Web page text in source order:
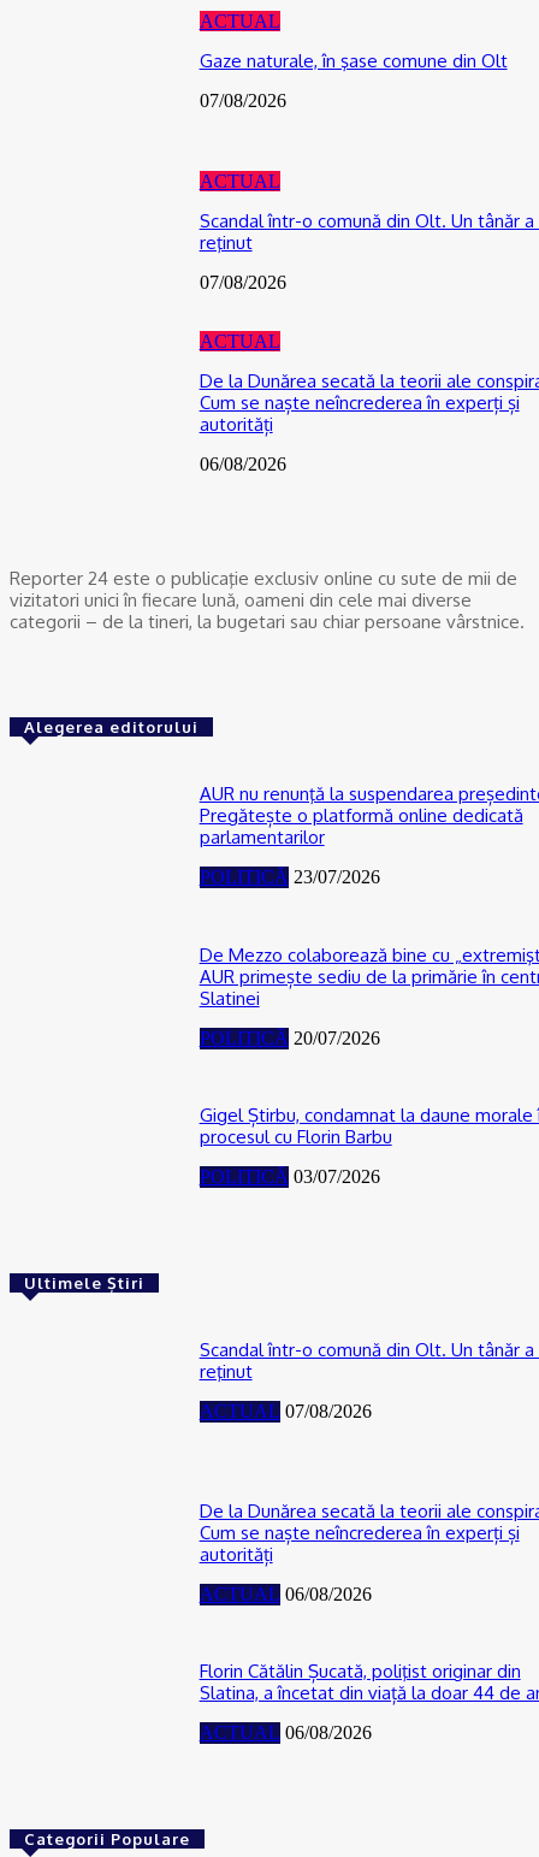
ACTUAL
Gaze naturale, în şase comune din Olt
07/08/2026
ACTUAL
Scandal într-o comună din Olt. Un tânăr
reţinut
07/08/2026
ACTUAL
De la Dunărea secată la teorii ale
Cum se naște neîncrederea în experți și
autorități
06/08/2026
Reporter 24 este o publicaţie exclusiv online cu sute de mii de
vizitatori unici în fiecare lună, oameni din cele mai diverse
categorii – de la tineri, la bugetari sau chiar persoane vârstnice.
Alegerea editorului
AUR nu renunţă la suspendarea
Pregătește o platformă online dedicată
parlamentarilor
POLITICĂ 23/07/2026
De Mezzo colaborează bine cu
AUR primește sediu de la primărie în
Slatinei
POLITICĂ 20/07/2026
Gigel Știrbu, condamnat la daune morale
procesul cu Florin Barbu
POLITICĂ 03/07/2026
Ultimele Știri
Scandal într-o comună din Olt. Un tânăr
reţinut
ACTUAL 07/08/2026
De la Dunărea secată la teorii ale
Cum se naște neîncrederea în experți și
autorități
ACTUAL 06/08/2026
Florin Cătălin Șucată, poliţist originar din
Slatina, a încetat din viață la doar 44 de
ACTUAL 06/08/2026
Categorii Populare